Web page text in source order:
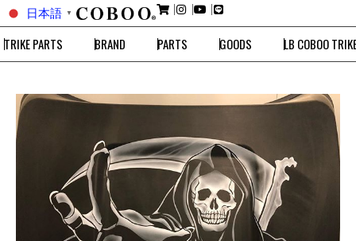
日本語 ▼
TRIKE PARTS BRAND PARTS GOODS LB COBOO